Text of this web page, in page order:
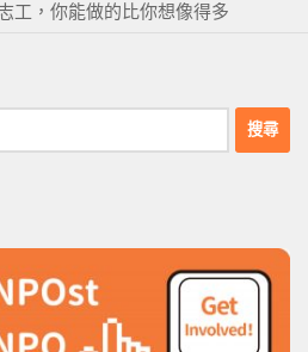
工，你能做的比你想像得多